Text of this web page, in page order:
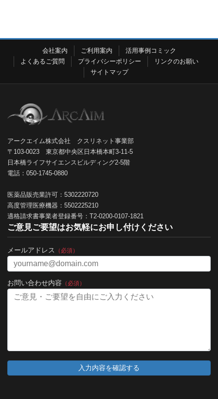
会社案内 ご利用案内
活用事例コミック
よくあるご質問
プライバシーポリシー
リンクのお願い
サイトマップ
アークエイム株式会社 クスリネット事業部
〒103-0023 東京都中央区日本橋本町3-11-5
日本橋ライフサイエンスビルディング2-5階
電話：050-1745-0880
医薬品販売業許可：5302220720
高度管理医療機器：5502225210
適格請求書事業者登録番号：T2-0200-0107-1821
ご意見ご要望はお気軽にお申し付けください
メールアドレス （必須）
お問い合わせ内容 （必須）